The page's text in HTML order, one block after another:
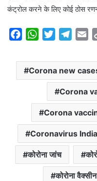
कंट्रोल करने के ल‍िए कोई ठोस
c
e
k
W
a
t
p
p
i
t
t
e
r
l
e
g
r
a
m
a
i
l
Corona new
Corona
Corona
Coronavirus
कोरोना जांच
कोरोना वैक्सीन